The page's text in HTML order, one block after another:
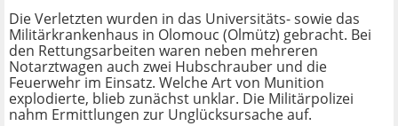
Die Verletzten wurden in das Universitäts- sowie das
Militärkrankenhaus in Olomouc (Olmütz) gebracht. Bei
den Rettungsarbeiten waren neben mehreren
Notarztwagen auch zwei Hubschrauber und die
Feuerwehr im Einsatz. Welche Art von Munition
explodierte, blieb zunächst unklar. Die Militärpolizei
nahm Ermittlungen zur Unglücksursache auf.